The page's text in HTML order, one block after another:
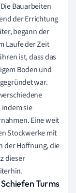
Bauarbeiten
der Errichtung
begann der
Laufe der Zeit
ist, dass das
Boden und
war.
sie
Eine weit
Stockwerke mit
der Hoffnung, die
dieser
Turms